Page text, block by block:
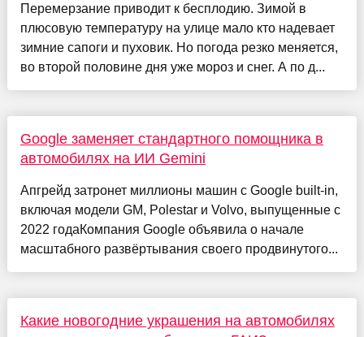
Перемерзание приводит к бесплодию. Зимой в
плюсовую температуру на улице мало кто надевает
зимние сапоги и пуховик. Но погода резко меняется,
во второй половине дня уже мороз и снег. А по д...
Google заменяет стандартного помощника в
автомобилях на ИИ Gemini
Апгрейд затронет миллионы машин с Google built-in,
включая модели GM, Polestar и Volvo, выпущенные с
2022 годаКомпания Google объявила о начале
масштабного развёртывания своего продвинутого...
Какие новогодние украшения на автомобилях